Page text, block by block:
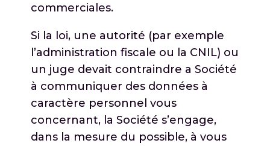
commerciales.
Si la loi, une autorité (par exemple
l’administration fiscale ou la CNIL) ou
un juge devait contraindre a Société
à communiquer des données à
caractère personnel vous
concernant, la Société s’engage,
dans la mesure du possible, à vous